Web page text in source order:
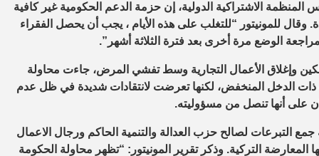
الاشتراكية الدولية، إن حزمة الدعم الحكومية غير كافية
للمونيتور “للتغلب على هذه الأيام ، يجب أن يحصل الفقراء
الوضع مرة أخرى بعد فترة الثلاثة أشهر”.
وإغلاق الأعمال التجارية وسط تفشي المرض، جاءت محاولة
الدخل المنخفض، لكنها تعرضت لانتقادات شديدة في ظل عدم
على أنها تنصل من مسؤوليته.
التبرعات لصالح حزب العدالة والتنمية الحاكم ورجال الاعمال
التركية. وذكر تقرير المونيتور: “تظهر محاولة الحكومة